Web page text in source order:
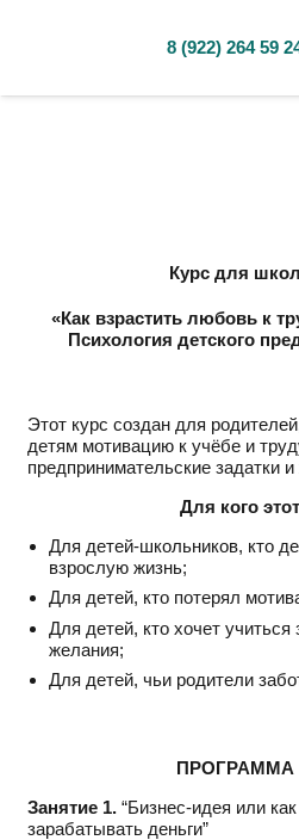
8 (922) 264 59
Курс для
«Как взрастить любовь к
Психология детского
Этот курс создан для родителей
детям мотивацию к учёбе и
предпринимательские задаткии
Для кого
Для детей-школьников, кто
взрослую жизнь;
Для детей, кто потерял
Для детей, кто хочет учиться
желания;
Для детей, чьи родители
ПРОГРАММА
Занятие 1. “Бизнес-идея или
зарабатывать деньги”